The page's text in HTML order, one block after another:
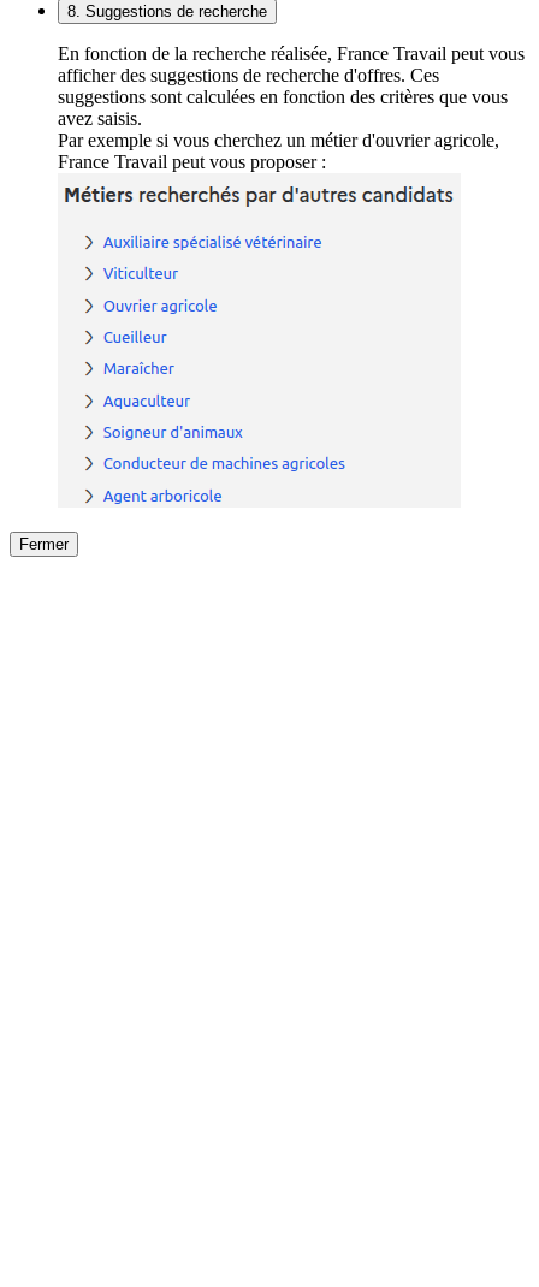
8. Suggestions de recherche
En fonction de la recherche réalisée, France Travail peut vous
afficher des suggestions de recherche d'offres. Ces
suggestions sont calculées en fonction des critères que vous
avez saisis.
Par exemple si vous cherchez un métier d'ouvrier agricole,
France Travail peut vous proposer :
Fermer